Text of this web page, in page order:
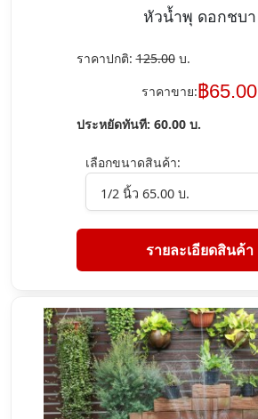
หัวน้ำพุ ดอกชบา
ราคาปกติ:125.00บ.
ราคาขาย:฿65.00
ประหยัดทันที: 60.00บ.
เลือกขนาดสินค้า:
รายละเอียดสินค้า